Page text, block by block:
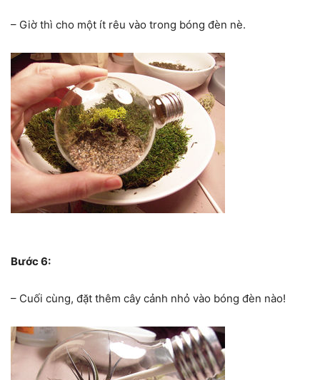
– Giờ thì cho một ít rêu vào trong bóng đèn nè.
Bước 6:
– Cuối cùng, đặt thêm cây cảnh nhỏ vào bóng đèn nào!